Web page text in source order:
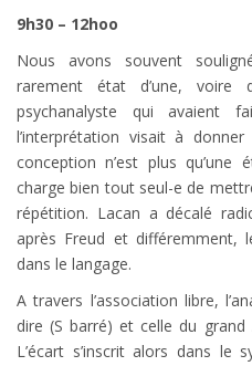
9h30 – 12hoo
Nous avons souvent
rarement état d’une, voire
psychanalyste qui avaient
l’interprétation visait à
conception n’est plus qu’une
charge bien tout seul-e de
répétition. Lacan a décalé
après Freud et différemment,
dans le langage.
A travers l’association libre,
dire (S barré) et celle du
L’écart s’inscrit alors dans le